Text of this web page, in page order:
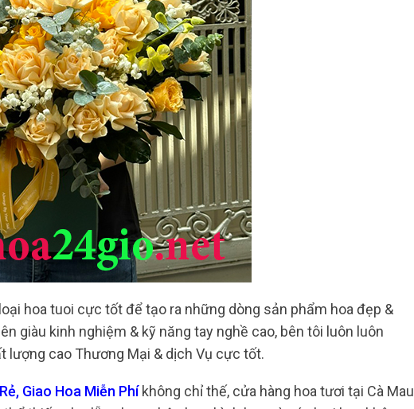
hoa tuoi cực tốt để tạo ra những dòng sản phẩm hoa đẹp &
giàu kinh nghiệm & kỹ năng tay nghề cao, bên tôi luôn luôn
cao Thương Mại & dịch Vụ cực tốt.
Giao Hoa Miễn Phíkhông chỉ thế, cửa hàng hoa tươi tại Cà Mau